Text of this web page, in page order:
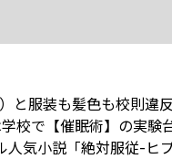
と服装も髪色も校則違
校で【催眠術】の実
気小説「絶対服従-ヒ